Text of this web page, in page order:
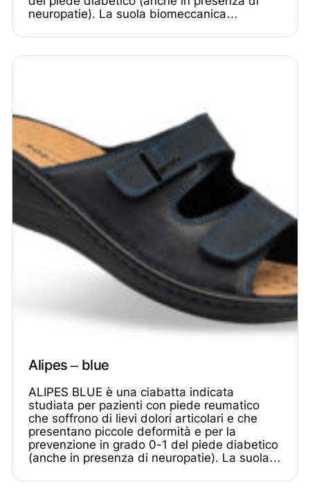
neuropatie). La suola biomeccanica…
Alipes – blue
ALIPES BLUE è una ciabatta indicata
studiata per pazienti con piede reumatico
che soffrono di lievi dolori articolari e che
presentano piccole deformità e per la
prevenzione in grado 0-1 del piede diabetico
(anche in presenza di neuropatie). La suola…